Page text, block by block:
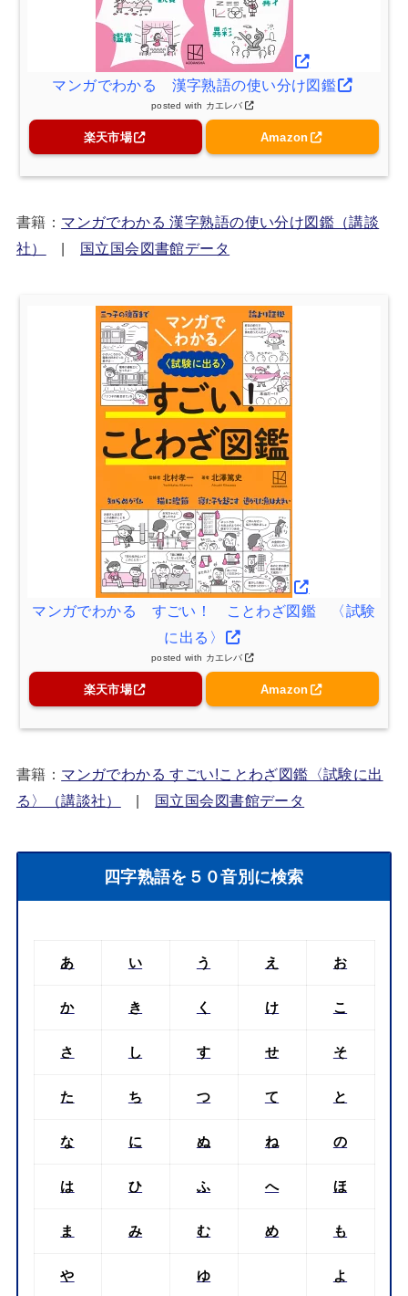
マンガでわかる 漢字熟語の使い分け図鑑
posted with カエレバ
楽天市場 Amazon
書籍： マンガでわかる 漢字熟語の使い分け図鑑（講談
社）
| 国立国会図書館データ
マンガでわかる すごい！ ことわざ図鑑 〈試験
に出る〉
posted with カエレバ
楽天市場 Amazon
書籍： マンガでわかる すごい!ことわざ図鑑〈試験に出
る〉（講談社）
| 国立国会図書館データ
四字熟語を５０音別に検索
あ い う え お
か き く け こ
さ し す せ そ
た ち つ て と
な に ぬ ね の
は ひ ふ へ ほ
ま み む め も
や ゆ よ